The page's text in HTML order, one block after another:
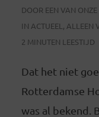
DOOR EEN VAN ONZE
IN ACTUEEL , ALLEEN
2 MINUTEN LEESTIJD
Dat het niet
Rotterdamse
was al bekend.